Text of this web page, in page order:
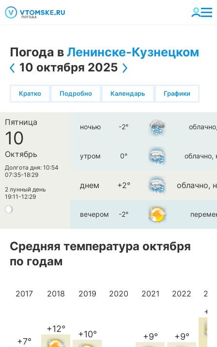
Погода в Ленинске-Кузнецком
10 октября 2025
Кратко Подробно Календарь Графики
Пятница
10
Октябрь
Долгота дня: 10:54
07:35-18:29
2 лунный день
19:11-12:29
ночью -2°
утром 0° облачно,
днем +2° облачно,
вечером -2°
Средняя температура октября
по годам
2017
+7°
2018
+12°
2019
+10°
2020 2021
+9°
2022
+9°